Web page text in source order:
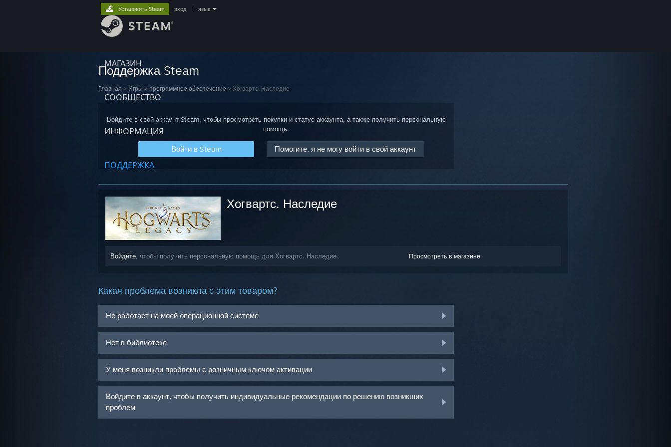
МАГАЗИН
СООБЩЕСТВО
ИНФОРМАЦИЯ
ПОДДЕРЖКА
Установить Steam вход язык
Поддержка Steam
Главная > Игры и программное обеспечение > Хогвартс. Наследие
Войдите в свой аккаунт Steam, чтобы просмотреть покупки и статус аккаунта, а также получить персональную
помощь.
Войти в Steam Помогите, я не могу войти в свой аккаунт
Хогвартс. Наследие
Просмотреть в магазине
Войдите , чтобы получить персональную помощь для Хогвартс. Наследие.
Какая проблема возникла с этим товаром?
Не работает на моей операционной системе
Нет в библиотеке
У меня возникли проблемы с розничным ключом активации
Войдите в аккаунт, чтобы получить индивидуальные рекомендации по решению возникших
проблем